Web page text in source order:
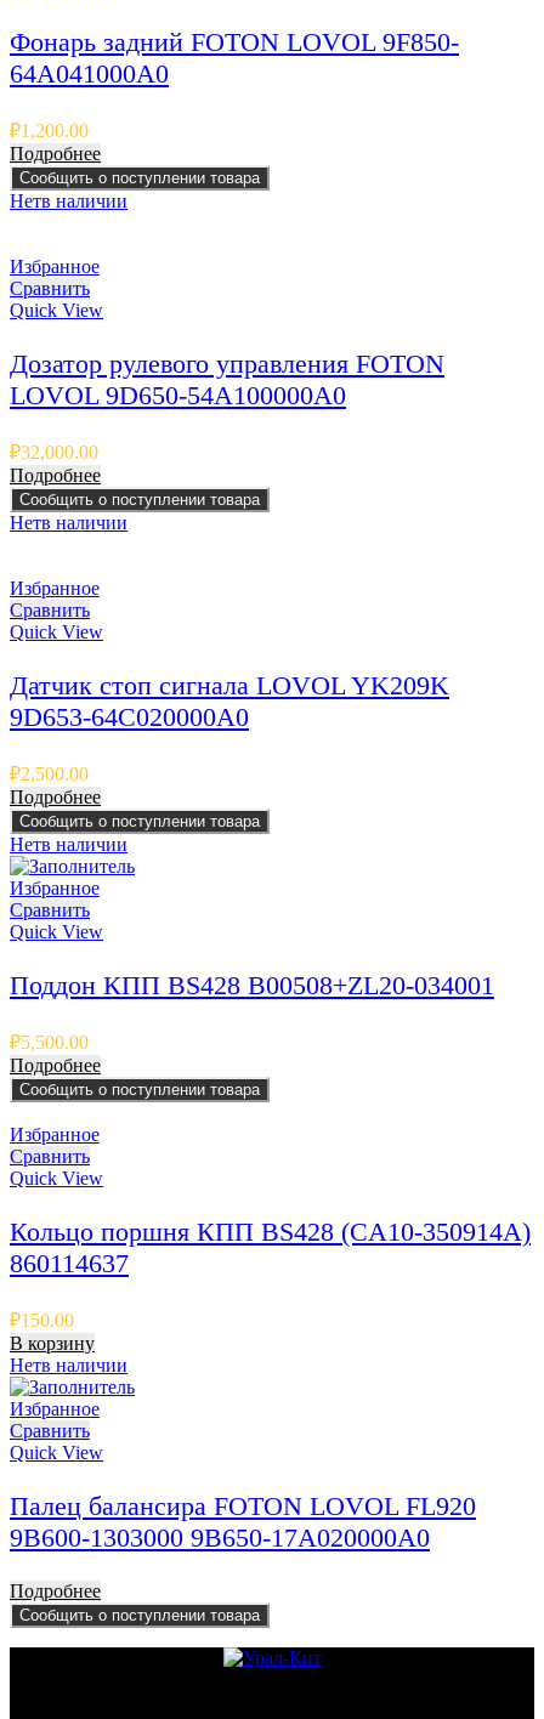
Фонарь задний FOTON LOVOL 9F850-
64A041000A0
₽1,200.00
Подробнее
Сообщить о поступлении товара
Нетв наличии
Избранное
Сравнить
Quick View
Дозатор рулевого управления FOTON
LOVOL 9D650-54A100000A0
₽32,000.00
Подробнее
Сообщить о поступлении товара
Нетв наличии
Избранное
Сравнить
Quick View
Датчик стоп сигнала LOVOL YK209K
9D653-64C020000A0
₽2,500.00
Подробнее
Сообщить о поступлении товара
Нетв наличии
Избранное
Сравнить
Quick View
Поддон КПП BS428 B00508+ZL20-034001
₽5,500.00
Подробнее
Сообщить о поступлении товара
Избранное
Сравнить
Quick View
Кольцо поршня КПП BS428 (CA10-350914A)
860114637
₽150.00
В корзину
Нетв наличии
Избранное
Сравнить
Quick View
Палец балансира FOTON LOVOL FL920
9B600-1303000 9B650-17A020000A0
Подробнее
Сообщить о поступлении товара